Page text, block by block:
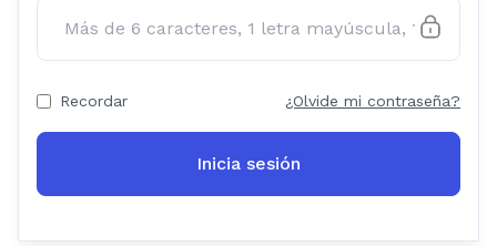
Recordar ¿Olvide mi contraseña?